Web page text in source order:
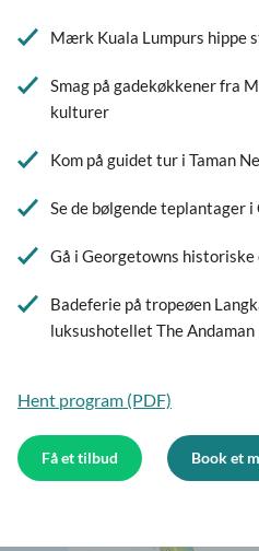
Mærk Kuala Lumpurs hippe
Smag på gadekøkkener fra
kulturer
Kom på guidet tur i Taman
Se de bølgende teplantager i
Gå i Georgetowns
Badeferie på tropeøen
luksushotellet The Andaman
Hent program (PDF)
Få et tilbud Book et